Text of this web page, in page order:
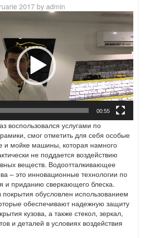
2017by admin
00:55
воспользовался услугами по
смог отметить для себя особые
и мойке машины, которая намного
не поддается воздействию
веществ. Водоотталкивающее
– это инновационные технологии по
и приданию сверкающего блеска.
покрытия обусловлен использованием
обеспечивают надежную защиту
кузова, а также стекол, зеркал,
и деталей в условиях воздействия